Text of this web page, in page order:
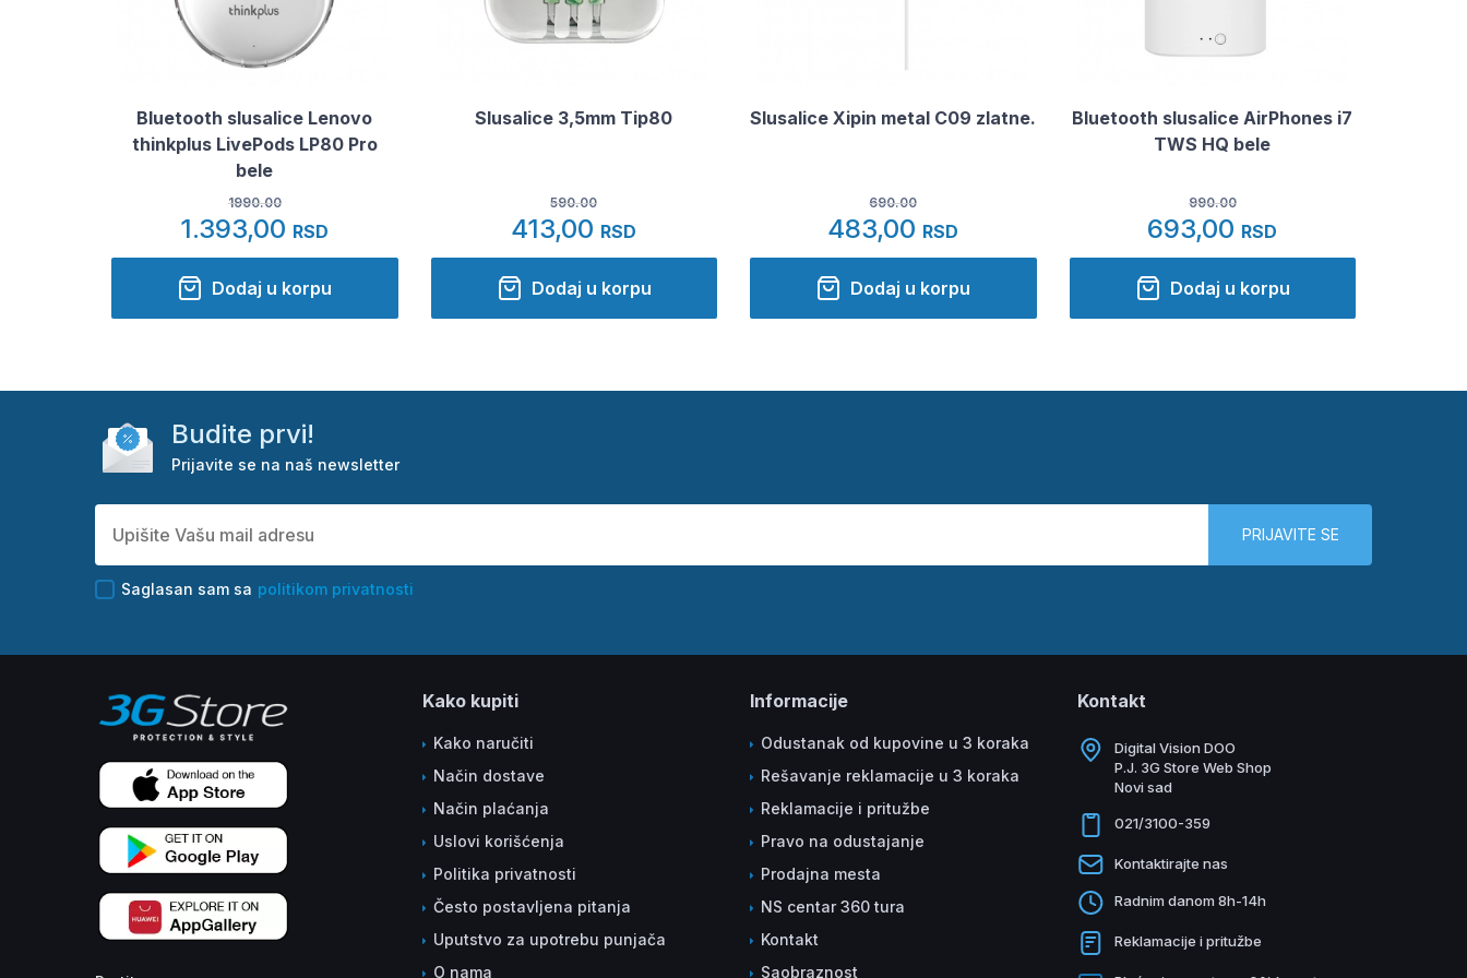
Bluetooth slusalice Lenovo
thinkplus LivePods LP80 Pro
bele
1990.00
1.393,00 RSD
Dodaj u korpu
Slusalice 3,5mm Tip80
590.00
413,00 RSD
Dodaj u korpu
Slusalice Xipin metal C09 zlatne.
690.00
483,00 RSD
Dodaj u korpu
Bluetooth slusalice AirPhones i7
TWS HQ bele
990.00
693,00 RSD
Dodaj u korpu
Budite prvi!
Prijavite se na naš newsletter
Saglasan sam sa politikom privatnosti
PRIJAVITE SE
Kako kupiti
Kako naručiti
Način dostave
Način plaćanja
Uslovi korišćenja
Politika privatnosti
Često postavljena pitanja
Uputstvo za upotrebu punjača
O nama
Informacije
Odustanak od kupovine u 3 koraka
Rešavanje reklamacije u 3 koraka
Reklamacije i pritužbe
Pravo na odustajanje
Prodajna mesta
NS centar 360 tura
Kontakt
Saobraznost
Kontakt
Digital Vision DOO
P.J. 3G Store Web Shop
Novi sad
021/3100-359
Kontaktirajte nas
Radnim danom 8h-14h
Reklamacije i pritužbe